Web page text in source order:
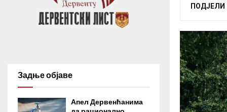
ПОДЈЕЛИ
Задње објаве
Апел Дервенћанима